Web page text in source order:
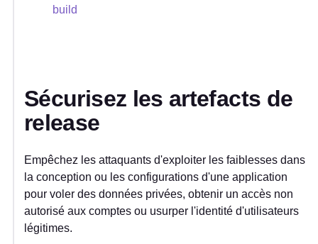
build
Sécurisez les artefacts de
release
Empêchez les attaquants d'exploiter les faiblesses dans
la conception ou les configurations d'une application
pour voler des données privées, obtenir un accès non
autorisé aux comptes ou usurper l'identité d'utilisateurs
légitimes.